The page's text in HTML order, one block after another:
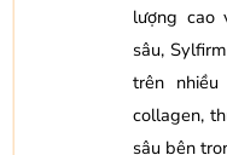
lượng cao
sâu,
trên
collagen,
sâu bên